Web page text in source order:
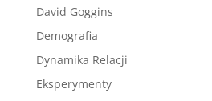
David Goggins
Demografia
Dynamika Relacji
Eksperymenty